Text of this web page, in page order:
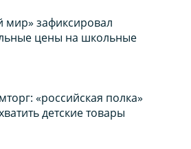
мир» зафиксировал
цены на школьные
«российская полка»
детские товары